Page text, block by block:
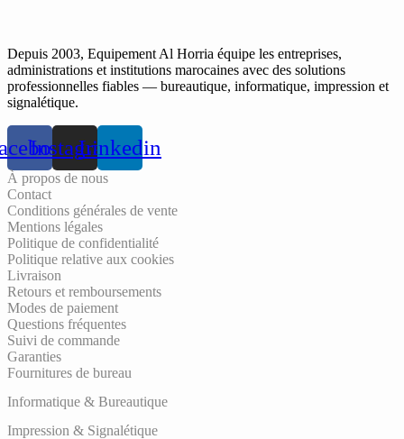
Depuis 2003, Equipement Al Horria équipe les entreprises,
administrations et institutions marocaines avec des solutions
professionnelles fiables — bureautique, informatique, impression et
signalétique.
InstagramLinkedin
À propos de nous
Contact
Conditions générales de vente
Mentions légales
Politique de confidentialité
Politique relative aux cookies
Livraison
Retours et remboursements
Modes de paiement
Questions fréquentes
Suivi de commande
Garanties
Fournitures de bureau
Informatique & Bureautique
Impression & Signalétique